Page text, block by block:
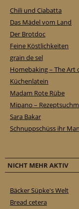
Chili und Ciabatta
Das Mädel vom Land
Der Brotdoc
Feine Köstlichkeiten
grain de sel
Homebaking – The Art
Küchenlatein
Madam Rote Rübe
Mipano –
Sara Bakar
Schnuppschüss ihr
NICHT MEHR AKTIV
Bäcker Süpke's Welt
Bread cetera